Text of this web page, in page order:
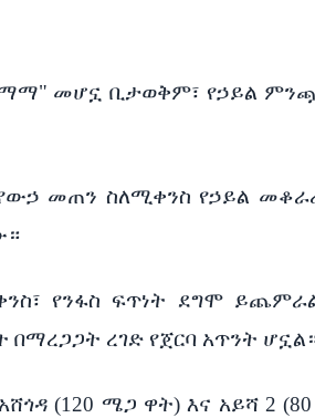
መሆኗ ቢታወቅም፣ የኃይል
መጠን ስለሚቀንስ የኃይል
የንፋስ ፍጥነት ደግሞ
በማረጋጋት ረገድ የጀርባ አጥንት
(120 ሜጋ ዋት) እና አይሻ 2